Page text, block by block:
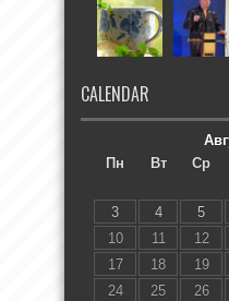
CALENDAR
Пн
Вт Ср
3
4 5
10
11 12
17
18 19
24
25 26